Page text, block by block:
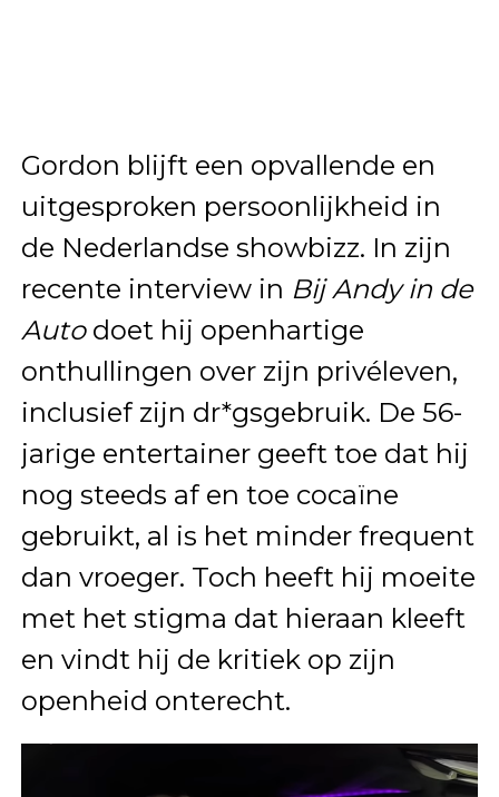
Gordon blijft een opvallende en
uitgesproken persoonlijkheid in
de Nederlandse showbizz. In zijn
recente interview in Bij Andy in de
Autodoet hij openhartige
onthullingen over zijn privéleven,
inclusief zijn dr*gsgebruik. De 56-
jarige entertainer geeft toe dat hij
nog steeds af en toe cocaïne
gebruikt, al is het minder frequent
dan vroeger. Toch heeft hij moeite
met het stigma dat hieraan kleeft
en vindt hij de kritiek op zijn
openheid onterecht.